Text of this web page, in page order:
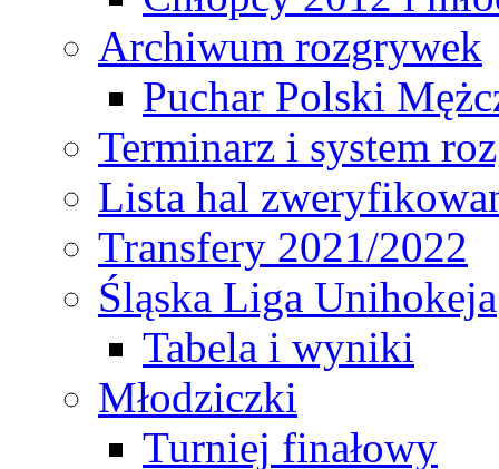
Archiwum rozgrywek
Puchar Polski
Terminarz i system
Lista hal
Transfery 2021/2022
Śląska Liga Unihokeja
Tabela i wyniki
Młodziczki
Turniej finałowy